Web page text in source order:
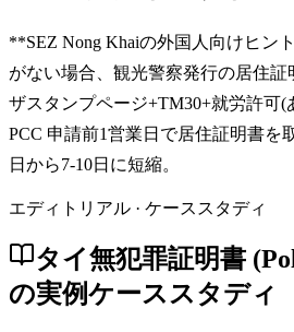
**SEZ Nong Khaiの外国人向けヒン
がない場合、観光警察発行の居住
ザスタンプページ+TM30+就労許可(
PCC 申請前1営業日で居住証明書を
日から7-10日に短縮。
エディトリアル · ケーススタディ
タイ無犯罪証明書
の実例ケーススタディ